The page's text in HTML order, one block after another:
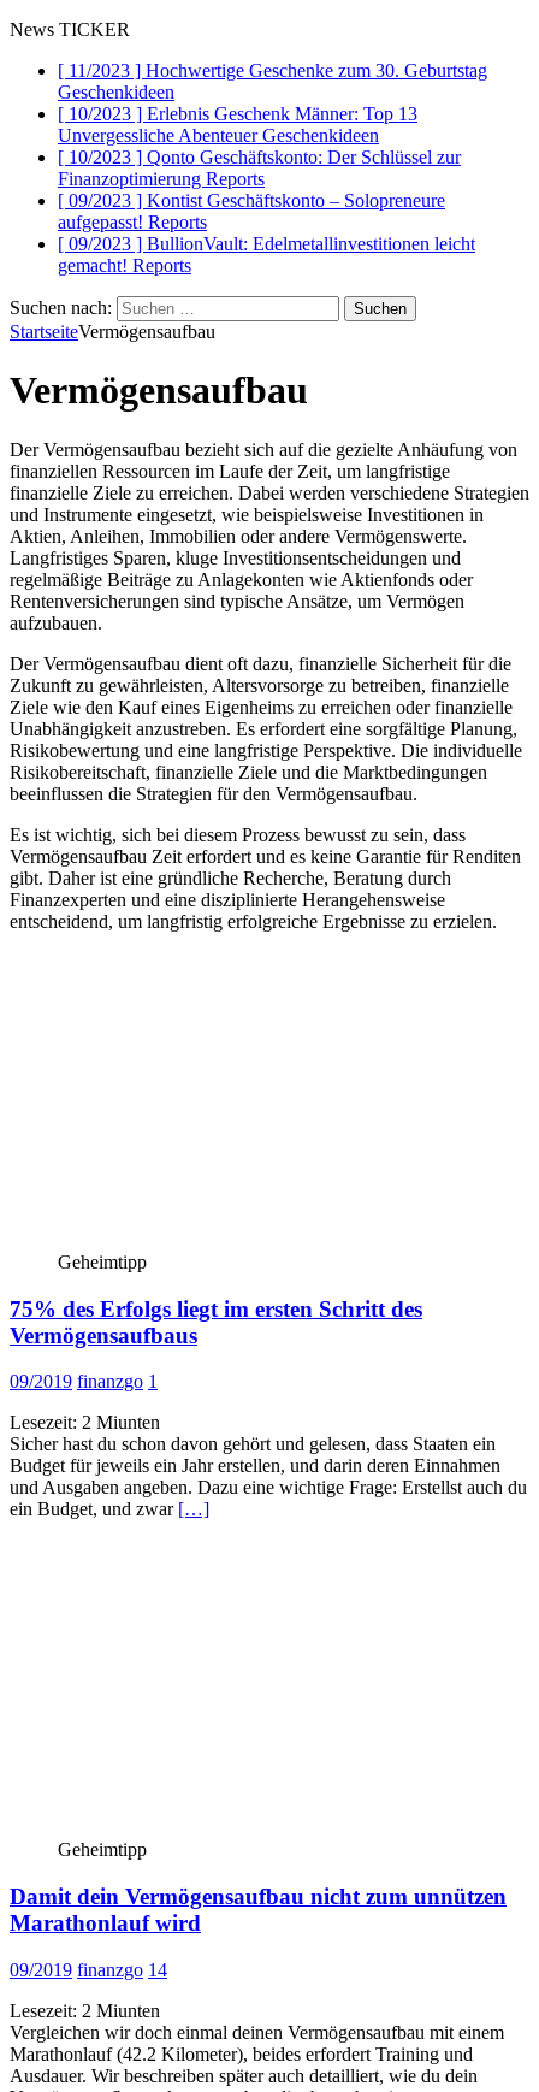
News TICKER
[ 11/2023 ] Hochwertige Geschenke zum 30. Geburtstag
Geschenkideen
[ 10/2023 ] Erlebnis Geschenk Männer: Top 13
Unvergessliche AbenteuerGeschenkideen
[ 10/2023 ] Qonto Geschäftskonto: Der Schlüssel zur
Finanzoptimierung Reports
[ 09/2023 ] Kontist Geschäftskonto – Solopreneure
aufgepasst! Reports
[ 09/2023 ] BullionVault: Edelmetallinvestitionen leicht
gemacht! Reports
Suchen nach:
StartseiteVermögensaufbau
Vermögensaufbau
Der Vermögensaufbau bezieht sich auf die gezielte Anhäufung von
finanziellen Ressourcen im Laufe der Zeit, um langfristige
finanzielle Ziele zu erreichen. Dabei werden verschiedene Strategien
und Instrumente eingesetzt, wie beispielsweise Investitionen in
Aktien, Anleihen, Immobilien oder andere Vermögenswerte.
Langfristiges Sparen, kluge Investitionsentscheidungen und
regelmäßige Beiträge zu Anlagekonten wie Aktienfonds oder
Rentenversicherungen sind typische Ansätze, um Vermögen
aufzubauen.
Der Vermögensaufbau dient oft dazu, finanzielle Sicherheit für die
Zukunft zu gewährleisten, Altersvorsorge zu betreiben, finanzielle
Ziele wie den Kauf eines Eigenheims zu erreichen oder finanzielle
Unabhängigkeit anzustreben. Es erfordert eine sorgfältige Planung,
Risikobewertung und eine langfristige Perspektive. Die individuelle
Risikobereitschaft, finanzielle Ziele und die Marktbedingungen
beeinflussen die Strategien für den Vermögensaufbau.
Es ist wichtig, sich bei diesem Prozess bewusst zu sein, dass
Vermögensaufbau Zeit erfordert und es keine Garantie für Renditen
gibt. Daher ist eine gründliche Recherche, Beratung durch
Finanzexperten und eine disziplinierte Herangehensweise
entscheidend, um langfristig erfolgreiche Ergebnisse zu erzielen.
Geheimtipp
75% des Erfolgs liegt im ersten Schritt des
Vermögensaufbaus
09/2019 finanzgo 1
Lesezeit: 2 Miunten
Sicher hast du schon davon gehört und gelesen, dass Staaten ein
Budget für jeweils ein Jahr erstellen, und darin deren Einnahmen
und Ausgaben angeben. Dazu eine wichtige Frage: Erstellst auch du
ein Budget, und zwar […]
Geheimtipp
Damit dein Vermögensaufbau nicht zum unnützen
Marathonlauf wird
09/2019 finanzgo 14
Lesezeit: 2 Miunten
Vergleichen wir doch einmal deinen Vermögensaufbau mit einem
Marathonlauf (42.2 Kilometer), beides erfordert Training und
Ausdauer. Wir beschreiben später auch detailliert, wie du dein